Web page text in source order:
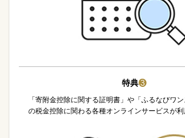
特典❸
「寄附金控除に関する証明書」や「ふるなびワン
の税金控除に関わる各種オンラインサービスが利